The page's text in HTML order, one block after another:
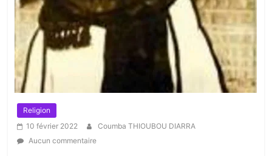
Religion
10 février 2022
Coumba THIOUBOU DIARRA
Aucun commentaire